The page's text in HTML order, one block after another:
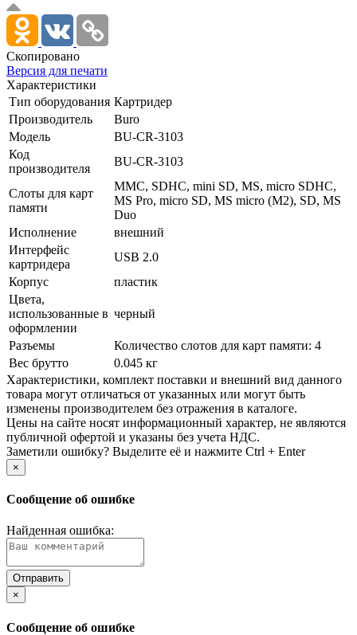
Скопировано
Версия для печати
Характеристики
Тип оборудования Картридер
Производитель
Buro
Модель
BU-CR-3103
Код
производителя
BU-CR-3103
Слоты для карт
памяти
MMC, SDHC, mini SD, MS, miсro SDHC,
MS Pro, micro SD, MS micro (M2), SD, MS
Duo
Исполнение
внешний
Интерфейс
картридера
USB 2.0
Корпус
пластик
Цвета,
использованные в
оформлении
черный
Разъемы
Количество слотов для карт памяти: 4
Вес брутто
0.045 кг
Xарактеристики, комплект поставки и внешний вид данного
товара могут отличаться от указанных или могут быть
изменены производителем без отражения в каталоге.
Цены на сайте носят информационный характер, не являются
публичной офертой и указаны без учета НДС.
Заметили ошибку? Выделите её и нажмите Ctrl + Enter
×
Сообщение об ошибке
Найденная ошибка:
×
Сообщение об ошибке